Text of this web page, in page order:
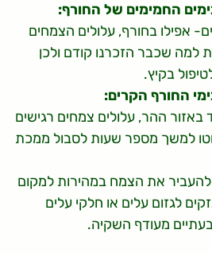
החמימים של החורף:
אפילו בחורף, עלולים הצמחים
למה שכבר הזכרנו קודם ולכן
בקיץ.
החורף הקרים:
באזור ההר, עלולים צמחים רגישים
למשך מספר שעות לסבול ממכת
את הצמח במהירות למקום
לגזום עלים או חלקי עלים
מעודף השקיה.